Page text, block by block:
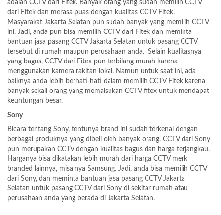
adalah CCTV dari Fitek. Banyak orang yang sudah memilih CCTV
dari Fitek dan merasa puas dengan kualitas CCTV Fitek.
Masyarakat Jakarta Selatan pun sudah banyak yang memilih CCTV
ini. Jadi, anda pun bisa memilih CCTV dari Fitek dan meminta
bantuan jasa pasang CCTV Jakarta Selatan untuk pasang CCTV
tersebut di rumah maupun perusahaan anda. Selain kualitasnya
yang bagus, CCTV dari Fitex pun terbilang murah karena
menggunakan kamera rakitan lokal. Namun untuk saat ini, ada
baiknya anda lebih berhati-hati dalam memilih CCTV Fitek karena
banyak sekali orang yang memalsukan CCTV fitex untuk mendapat
keuntungan besar.
Sony
Bicara tentang Sony, tentunya brand ini sudah terkenal dengan
berbagai produknya yang dibeli oleh banyak orang. CCTV dari Sony
pun merupakan CCTV dengan kualitas bagus dan harga terjangkau.
Harganya bisa dikatakan lebih murah dari harga CCTV merk
branded lainnya, misalnya Samsung. Jadi, anda bisa memilih CCTV
dari Sony, dan meminta bantuan jasa pasang CCTV Jakarta
Selatan untuk pasang CCTV dari Sony di sekitar rumah atau
perusahaan anda yang berada di Jakarta Selatan.